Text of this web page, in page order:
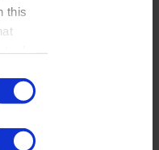
this
to